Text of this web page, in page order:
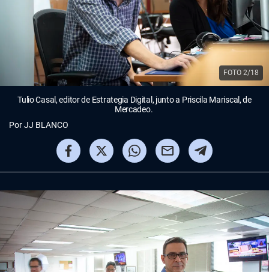
FOTO 2/18
PorJJ BLANCO
Tulio Casal, editor de Estrategia Digital, junto a Priscila Mariscal, de
Mercadeo.